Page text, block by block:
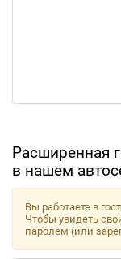
Расширенная
в нашем
Вы работаете в
Чтобы увидеть
паролем (или